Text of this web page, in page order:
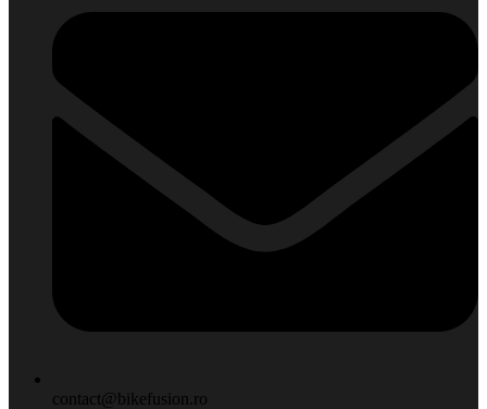
contact@bikefusion.ro